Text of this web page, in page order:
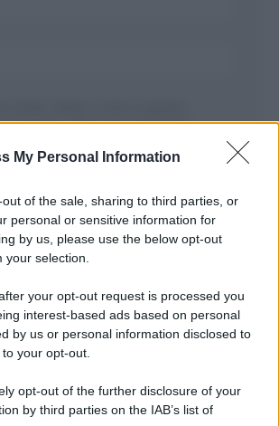
My Personal Information
of the sale, sharing to third parties, or
personal or sensitive information for
by us, please use the below opt-out
selection.
your opt-out request is processed you
interest-based ads based on personal
by us or personal information disclosed to
your opt-out.
opt-out of the further disclosure of your
by third parties on the IAB’s list of
prossima volta che commento.
in cotone sono morbide e altre
più pulito alle 8 o alle 18? Ecco quando